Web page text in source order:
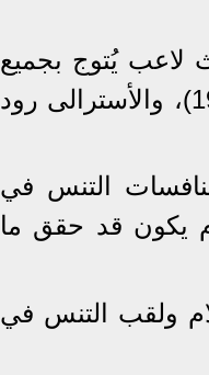
لاعب يُتوج بجميع
بطولات جراند سلام خلال عام واحد، بعد الأمريكى دونالد بادج (1938)، والأسترالى رود
عبر منافسات التنس في
يكون قد حقق ما
ولقب التنس في